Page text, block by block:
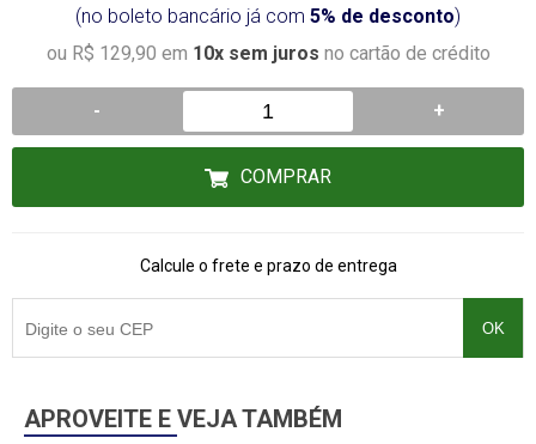
(no boleto bancário já com 5% de desconto)
ou R$ 129,90 em 10x sem juros no cartão de crédito
- +
COMPRAR
Calcule o frete e prazo de entrega
OK
APROVEITE E VEJA TAMBÉM